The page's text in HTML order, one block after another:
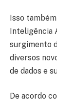
Isso
Inteligência
surgimento
diversos
de dados e
De acordo